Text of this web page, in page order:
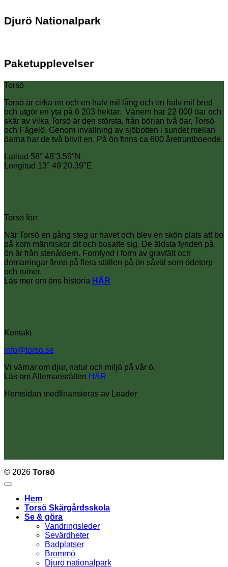
Djurö Nationalpark
Paketupplevelser
Torsö
Torsö är cirka en och en halv mil lång och en halv mil bred
och utgör en yta på 6 203 hektar. Vänern har 22 000 öar och
skär av vilka Torsö är den största, från början två öar, Torsö
och Fågelö. Genom invallning av sjöbotten i sundet mellan
öarna har de två blivit en. På ön finns ca 600 åretruntboende.
Latitud 58° 48’3.59″N
Longitud 13° 49’20.39″E
Torsö förr
När Torsö en gång steg ur havet och blev en skön plats att bo
på kom människor dit och bosatte sig. De äldsta fynden på
ön är från stenåldern. Fornfynd i form av gravfält och
domarringar finns på flera ställen på ön såväl som ödetorp
och ruiner.
Läs mer om öns historia HÄR
Kontakt
info@torso.se
Vi värnar om djur, natur och miljö på vår ö.
Läs om Allemansrätten HÄR
Hemsidan medfinansieras av Leader
© 2026 Torsö
Hem
Torsö Skärgårdsskola
Se & göra
Vandringsleder
Sevärdheter
Badplatser
Brommö
Djurö nationalpark